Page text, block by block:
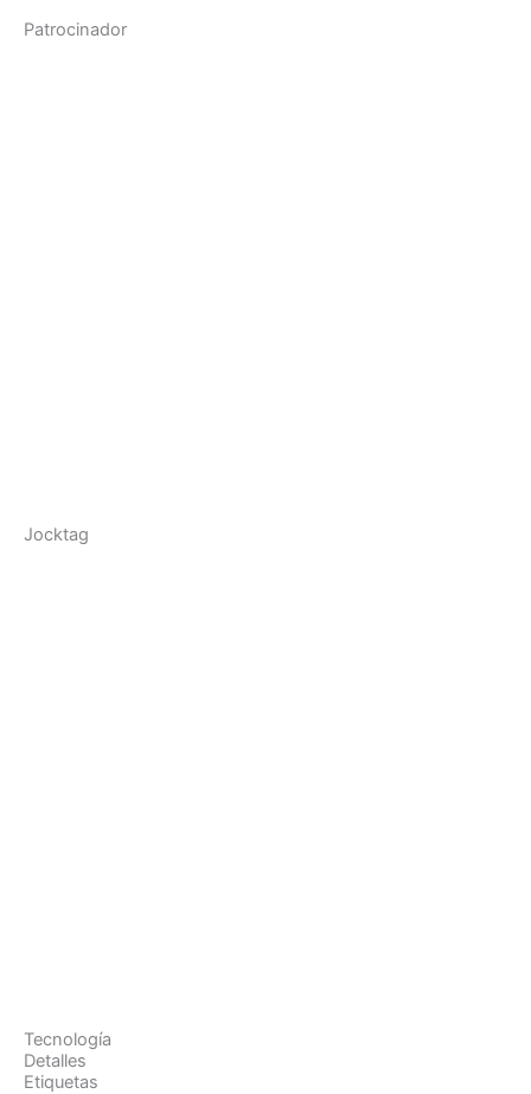
Patrocinador
Jocktag
Tecnología
Detalles
Etiquetas